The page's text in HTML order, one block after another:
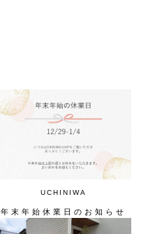
UCHINIWA
2024.12.27
年末年始休業日のお知らせ